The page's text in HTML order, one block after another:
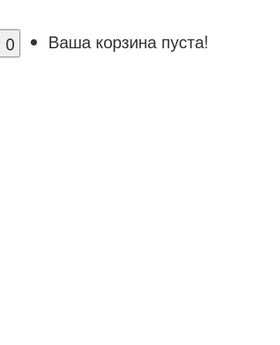
0 Ваша корзина пуста!